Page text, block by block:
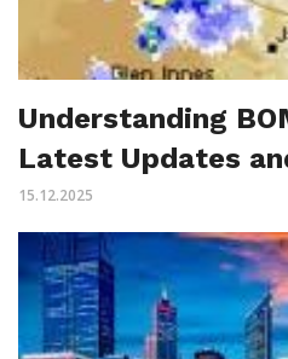
Understanding
Latest Updates
15.12.2025